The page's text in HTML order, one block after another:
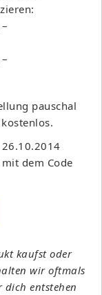
pauschal
dem Code
kaufst oder
wir oftmals
dich entstehen